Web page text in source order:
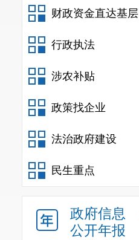
财政资金直达基层
行政执法
涉农补贴
政策找企业
法治政府建设
民生重点
政府信息
公开年报